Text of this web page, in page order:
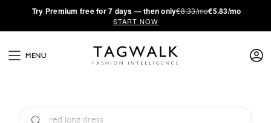
·Try Premium free for 7 days — then only€8.33/mo€5.83/mo
START NOW
MENU